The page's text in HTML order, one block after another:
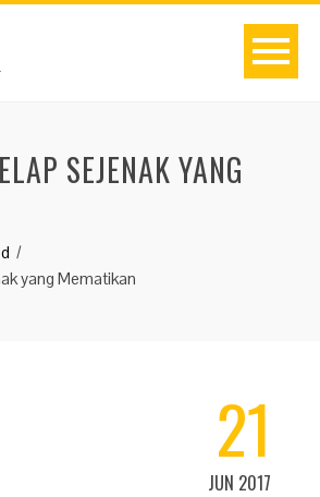
SEJENAK YANG
yang Mematikan
21
JUN 2017